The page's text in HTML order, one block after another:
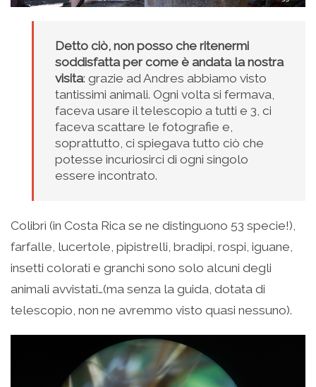
Detto ciò, non posso che ritenermi
soddisfatta per come è andata la nostra
visita: grazie ad Andres abbiamo visto
tantissimi animali. Ogni volta si fermava,
faceva usare il telescopio a tutti e 3, ci
faceva scattare le fotografie e,
soprattutto, ci spiegava tutto ciò che
potesse incuriosirci di ogni singolo
essere incontrato.
Colibrì (in Costa Rica se ne distinguono 53 specie!),
farfalle, lucertole, pipistrelli, bradipi, rospi, iguane,
insetti colorati e granchi sono solo alcuni degli
animali avvistati…(ma senza la guida, dotata di
telescopio, non ne avremmo visto quasi nessuno).